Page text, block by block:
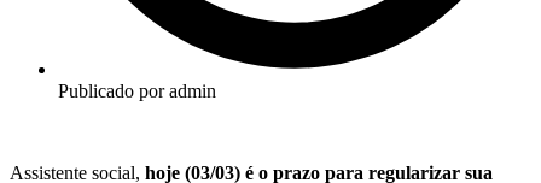
Publicado poradmin
Assistente social, hoje (03/03) é o prazo para regularizar sua